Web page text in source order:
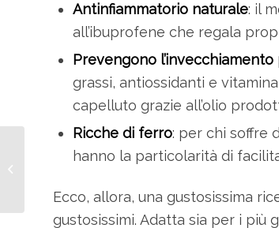
Antinfiammatorio naturale: il
all’ibuprofene che regala
Prevengono
grassi, antiossidanti e
capelluto grazie all’olio
Ricche di ferro: per chi soffre
hanno la particolarità di
Ecco, allora, una gustosissima
gustosissimi. Adatta sia per i più
Olive Fritte per un